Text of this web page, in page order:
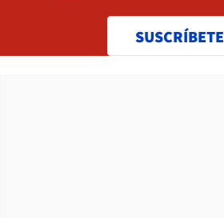
SUSCRÍBETE